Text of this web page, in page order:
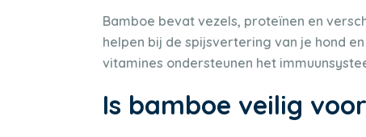
Bamboe bevat vezels, proteïnen en
helpen bij de spijsvertering van je hond
vitamines ondersteunen het
Is bamboe veilig